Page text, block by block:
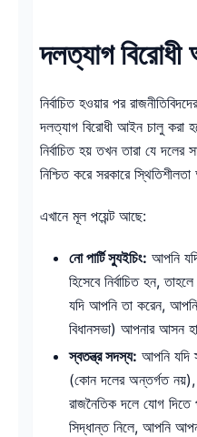
দলত্যাগ
নির্বাচিত হওয়ার পর
দলত্যাগ বিরোধী আইন চালু করা
নির্বাচিত হয় তখন তারা যে
নিশ্চিত করে সরকারে
এখানে মূল পয়েন্ট আছে:
নো পার্টি স্যুইচিং: আপনি
হিসেবে নির্বাচিত হন,
যদি আপনি তা করেন,
বিধানসভা) আপনার আসন
স্বতন্ত্র সদস্য: আপনি যদি
(কোন দলের অন্তর্গত নয়),
রাজনৈতিক দলে যোগ দিতে
সিদ্ধান্ত নিলে, আপনি